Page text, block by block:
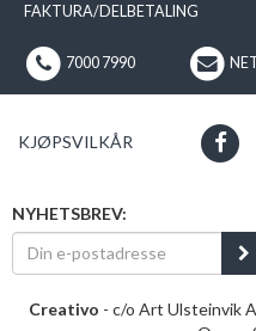
FAKTURA/DELBETALING
7000 7990
KJØPSVILKÅR
NYHETSBREV:
Creativo - c/o Art Ulsteinvik